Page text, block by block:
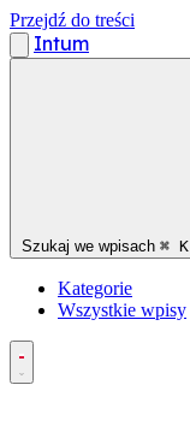
Przejdź do treści
Intum
Szukaj we wpisach ⌘ K
Kategorie
Wszystkie wpisy